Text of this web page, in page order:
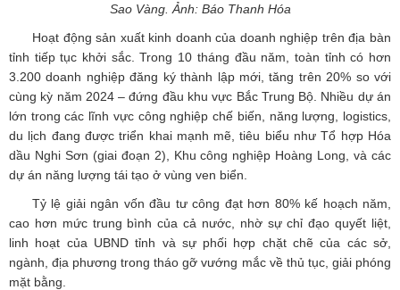
Sao Vàng. Ảnh: Báo Thanh Hóa
Hoạt động sản xuất kinh doanh của doanh nghiệp trên địa bàn
tỉnh tiếp tục khởi sắc. Trong 10 tháng đầu năm, toàn tỉnh có hơn
3.200 doanh nghiệp đăng ký thành lập mới, tăng trên 20% so với
cùng kỳ năm 2024 – đứng đầu khu vực Bắc Trung Bộ. Nhiều dự án
lớn trong các lĩnh vực công nghiệp chế biến, năng lượng, logistics,
du lịch đang được triển khai mạnh mẽ, tiêu biểu như Tổ hợp Hóa
dầu Nghi Sơn (giai đoạn 2), Khu công nghiệp Hoàng Long, và các
dự án năng lượng tái tạo ở vùng ven biển.
Tỷ lệ giải ngân vốn đầu tư công đạt hơn 80% kế hoạch năm,
cao hơn mức trung bình của cả nước, nhờ sự chỉ đạo quyết liệt,
linh hoạt của UBND tỉnh và sự phối hợp chặt chẽ của các sở,
ngành, địa phương trong tháo gỡ vướng mắc về thủ tục, giải phóng
mặt bằng.